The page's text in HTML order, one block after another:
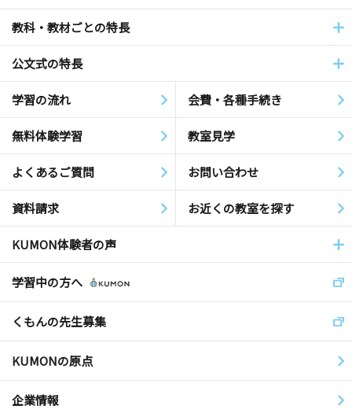
教科・教材ごとの特長
公文式の特長
学習の流れ 会費・各種手続き
無料体験学習 教室見学
よくあるご質問 お問い合わせ
資料請求 お近くの教室を探す
KUMON体験者の声
学習中の方へ
くもんの先生募集
KUMONの原点
企業情報